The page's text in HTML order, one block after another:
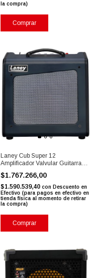
la compra)
Comprar
Laney Cub Super 12
Amplificador Valvular Guitarra
15wreverb
$1.767.266,00
$1.590.539,40 con Descuento en
Efectivo (para pagos en efectivo en
tienda física al momento de retirar
la compra)
Comprar